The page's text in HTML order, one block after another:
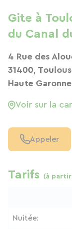
Gite à
du Canal
4 Rue des
31400,
Haute Garonne
Voir sur la
Appeler
Tarifs (à
Nuitée: